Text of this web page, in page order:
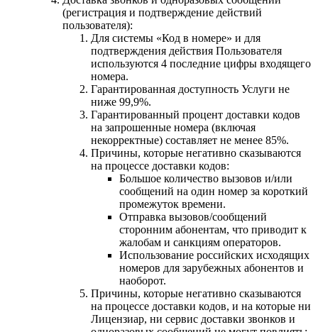
(регистрация и подтверждение действий
пользователя):
Для системы «Код в номере» и для
подтверждения действия Пользователя
используются 4 последние цифры входящего
номера.
Гарантированная доступность Услуги не
ниже 99,9%.
Гарантированный процент доставки кодов
на запрошенные номера (включая
некорректные) составляет не менее 85%.
Причины, которые негативно сказываются
на процессе доставки кодов:
Большое количество вызовов и/или
сообщений на один номер за короткий
промежуток времени.
Отправка вызовов/сообщений
сторонним абонентам, что приводит к
жалобам и санкциям операторов.
Использование российских исходящих
номеров для зарубежных абонентов и
наоборот.
Причины, которые негативно сказываются
на процессе доставки кодов, и на которые ни
Лицензиар, ни сервис доставки звонков и